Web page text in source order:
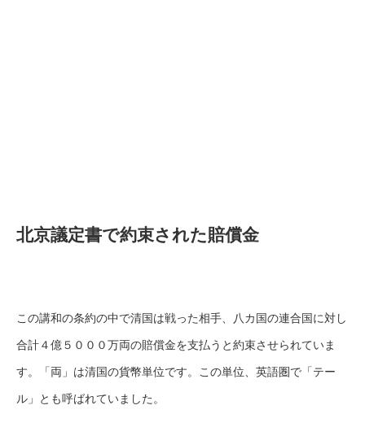
北京議定書で約束された賠償金
この講和の条約の中で清国は戦った相手、八カ国の連合国に対し
合計４億５０００万両の賠償金を支払うと約束させられていま
す。「両」は清国の貨幣単位です。この単位、英語圏で「テー
ル」とも呼ばれていました。